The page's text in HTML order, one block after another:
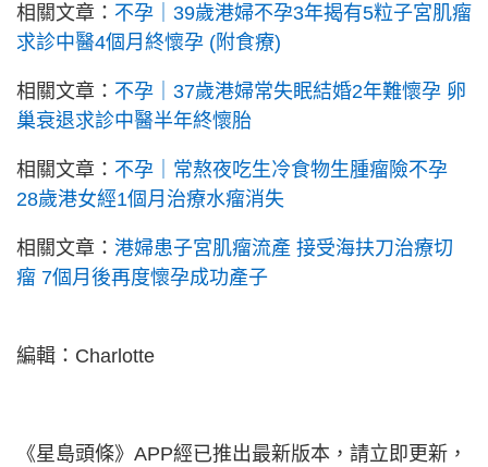
相關文章： 不孕｜39歲港婦不孕3年揭有5粒子宮肌瘤
求診中醫4個月終懷孕 (附食療)
相關文章： 不孕｜37歲港婦常失眠結婚2年難懷孕 卵
巢衰退求診中醫半年終懷胎
相關文章： 不孕｜常熬夜吃生冷食物生腫瘤險不孕
28歲港女經1個月治療水瘤消失
相關文章： 港婦患子宮肌瘤流產 接受海扶刀治療切
瘤 7個月後再度懷孕成功產子
編輯：Charlotte
《星島頭條》APP經已推出最新版本，請立即更新，